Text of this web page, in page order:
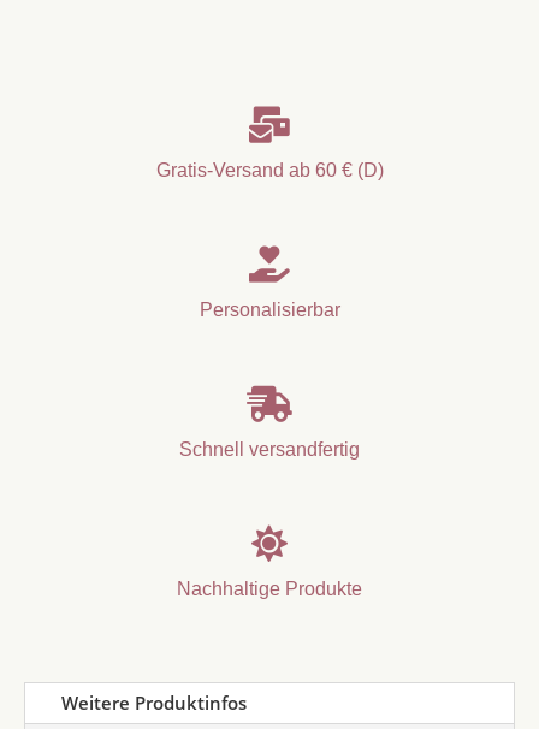

Gratis-Versand ab 60 € (D)

Personalisierbar

Schnell versandfertig

Nachhaltige Produkte
Weitere Produktinfos